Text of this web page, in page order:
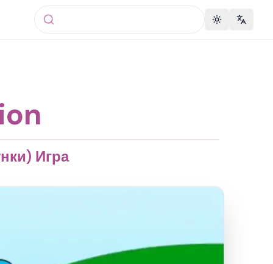
Toggle theme
Игра